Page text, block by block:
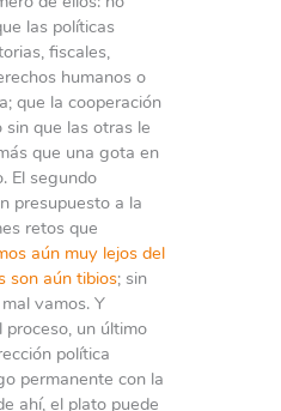
las políticas
fiscales,
humanos o
que la cooperación
que las otras le
que una gota en
El segundo
presupuesto a la
retos que
aún muy lejos del
son aún tibios; sin
vamos. Y
un último
política
permanente con la
ahí, el plato puede